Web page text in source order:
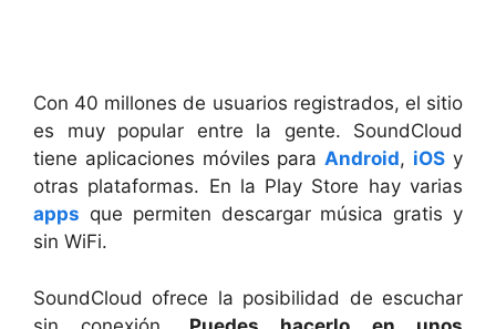
Con 40 millones de usuarios registrados, el sitio
es muy popular entre la gente. SoundCloud
tiene aplicaciones móviles paraAndroid, iOS y
otras plataformas. En la Play Store hay varias
apps que permiten descargar música gratis y
sin WiFi.
SoundCloud ofrece la posibilidad de escuchar